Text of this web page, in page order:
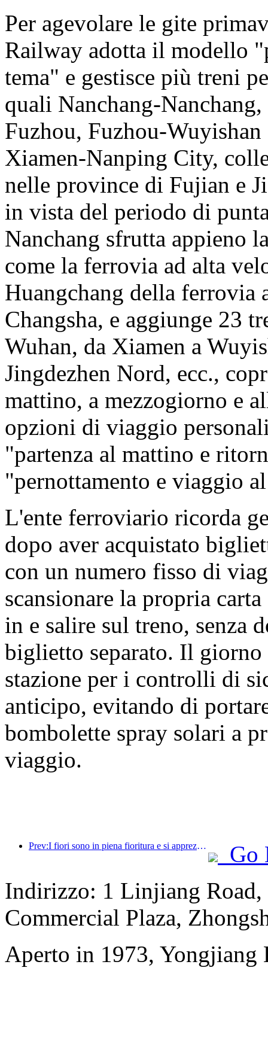
Per agevolare le gite
Railway adotta il modello
tema" e gestisce più treni
quali Nanchang-
Fuzhou, Fuzhou-
Xiamen-Nanping City,
nelle province di Fujian e
in vista del periodo di
Nanchang sfrutta appieno
come la ferrovia ad alta
Huangchang della ferrovia
Changsha, e aggiunge 23
Wuhan, da Xiamen a
Jingdezhen Nord, ecc.,
mattino, a mezzogiorno e
opzioni di viaggio
"partenza al mattino e
"pernottamento e viaggio
L'ente ferroviario ricorda
dopo aver acquistato
con un numero fisso di
scansionare la propria
in e salire sul treno, senza
biglietto separato. Il
stazione per i controlli di
anticipo, evitando di
bombolette spray solari a
viaggio.
Prev:I fiori sono in piena fioritura e si apprezza la poesia insieme: il Festival della Dea dei Fiori di Ten-Li inizia in grande stile!
Go
Indirizzo: 1 Linjiang Road,
Commercial Plaza,
Aperto in 1973, Yongjiang